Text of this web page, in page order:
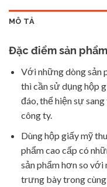
MÔ TẢ
Đặc điểm sản phẩm
Với những dòng sản
thì cần sử dụng hộp
đáo, thể hiện sự
công ty.
Dùng hộp giấy mỹ
phẩm cao cấp có
sản phẩm hơn so với
trưng bày trong cùng